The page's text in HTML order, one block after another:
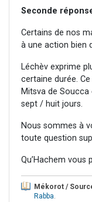
Seconde
Certains de nos
à une action bien
Léchèv exprime
certaine durée.
Mitsva de
sept / huit jours.
Nous sommes à
toute question
Qu’Hachem vous
Mékorot /
Rabba.